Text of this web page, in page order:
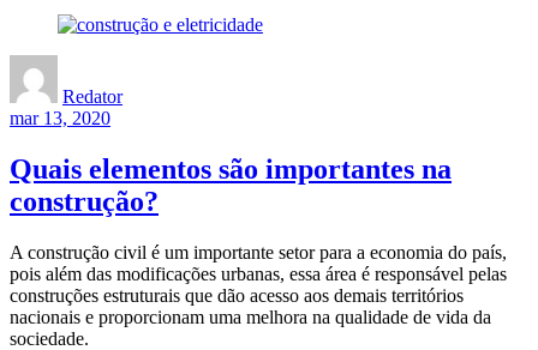
Redator
mar 13, 2020
Quais elementos são importantes na
construção?
A construção civil é um importante setor para a economia do país,
pois além das modificações urbanas, essa área é responsável pelas
construções estruturais que dão acesso aos demais territórios
nacionais e proporcionam uma melhora na qualidade de vida da
sociedade.